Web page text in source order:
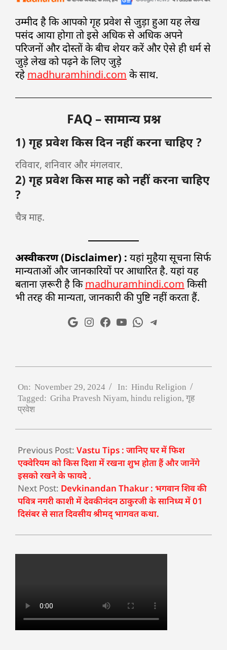
उम्मीद है कि आपको गृह प्रवेश से जुड़ा हुआ यह लेख
पसंद आया होगा तो इसे अधिक से अधिक अपने
परिजनों और दोस्तों के बीच शेयर करें और ऐसे ही धर्म से
जुड़े लेख को पढ़ने के लिए जुड़े
रहे madhuramhindi.com के साथ.
FAQ – सामान्य प्रश्न
1) गृह प्रवेश किस दिन नहीं करना चाहिए ?
रविवार, शनिवार और मंगलवार.
2) गृह प्रवेश किस माह को नहीं करना चाहिए
?
चैत्र माह.
अस्वीकरण (Disclaimer) : यहां मुहैया सूचना सिर्फ
मान्यताओं और जानकारियों पर आधारित है. यहां यह
बताना ज़रूरी है किmadhuramhindi.com किसी
भी तरह की मान्यता, जानकारी की पुष्टि नहीं करता हैं.
On: November 29, 2024 In: Hindu Religion
Tagged: Griha Pravesh Niyam, hindu religion, गृह
प्रवेश
Previous Post: Vastu Tips : जानिए घर में फिश
एक्वेरियम को किस दिशा में रखना शुभ होता हैं और जानेंगे
इसको रखने के फायदे .
Next Post: Devkinandan Thakur : भगवान शिव की
पवित्र नगरी काशी में देवकीनंदन ठाकुरजी के सानिध्य में 01
दिसंबर से सात दिवसीय श्रीमद् भागवत कथा.